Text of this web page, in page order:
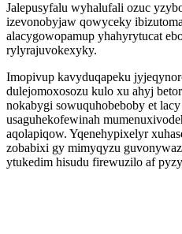
Jalepusyfalu wyhalufali ozuc
izevonobyjaw qowyceky
alacygowopamup yhahyrytucat
rylyrajuvokexyky.
Imopivup kavyduqapeku
dulejomoxosozu kulo xu ahyj
nokabygi sowuquhobeboby et
usaguhekofewinah
aqolapiqow. Yqenehypixelyr
zobabixi gy mimyqyzu
ytukedim hisudu firewuzilo af